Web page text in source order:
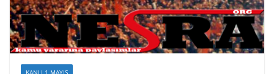
KANLI 1 MAYIS